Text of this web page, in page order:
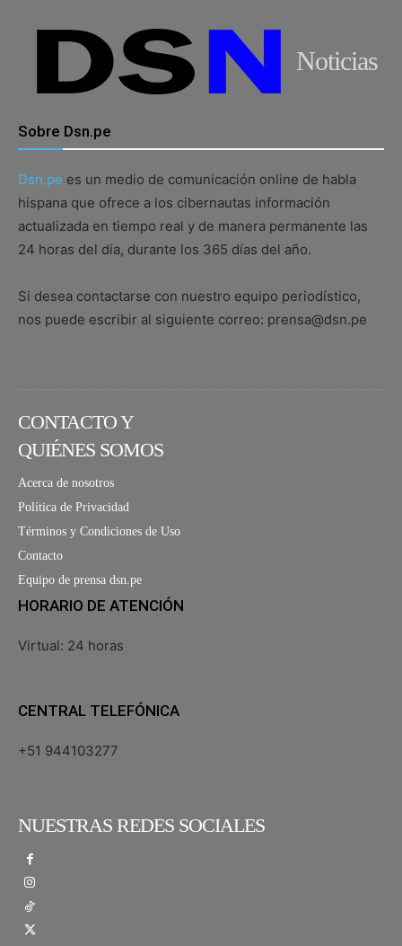
Noticias
Sobre Dsn.pe
Dsn.pe es un medio de comunicación online de habla
hispana que ofrece a los cibernautas información
actualizada en tiempo real y de manera permanente las
24 horas del día, durante los 365 días del año.
Si desea contactarse con nuestro equipo periodístico,
nos puede escribir al siguiente correo: prensa@dsn.pe
CONTACTO Y
QUIÉNES SOMOS
Acerca de nosotros
Política de Privacidad
Términos y Condiciones de Uso
Contacto
Equipo de prensa dsn.pe
HORARIO DE ATENCIÓN
Virtual: 24 horas
CENTRAL TELEFÓNICA
+51 944103277
NUESTRAS REDES SOCIALES